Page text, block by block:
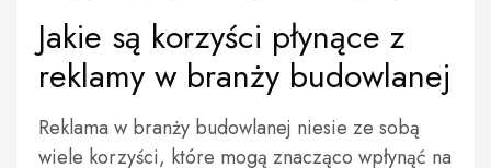
Jakie są korzyści płynące z
reklamy w branży budowlanej
Reklama w branży budowlanej niesie ze sobą
wiele korzyści, które mogą znacząco wpłynąć na